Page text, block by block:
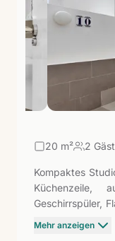
20 m² 2
Kompaktes
Küchenzeile,
Geschirrspüler,
kleiner, aber
Mehr anzeigen